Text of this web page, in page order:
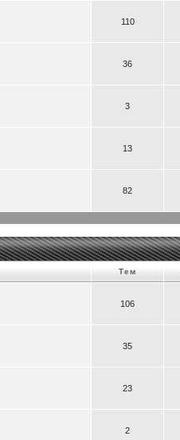
110
36
3
13
82
Тем
106
35
23
2